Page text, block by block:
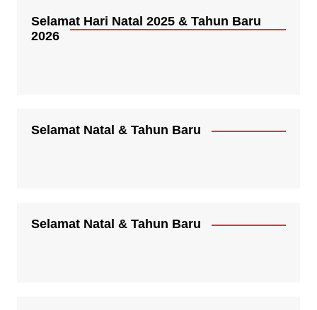
Selamat Hari Natal 2025 & Tahun Baru
2026
Selamat Natal & Tahun Baru
Selamat Natal & Tahun Baru